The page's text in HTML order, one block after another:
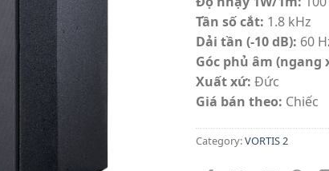
Tần số cắt: 1.8 kHz
Dải tần (-10 dB): 60
Góc phủ âm (ngang
Xuất xứ: Đức
Giá bán theo: Chiếc
Category:VORTIS 2